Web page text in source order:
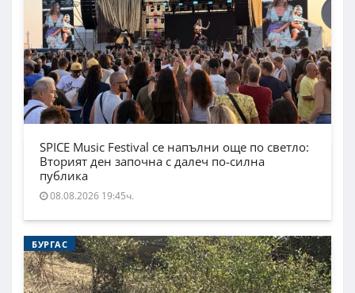
SPICE Music Festival се напълни още по светло:
Вторият ден започна с далеч по-силна
публика
08.08.2026 19:45ч.
БУРГАС